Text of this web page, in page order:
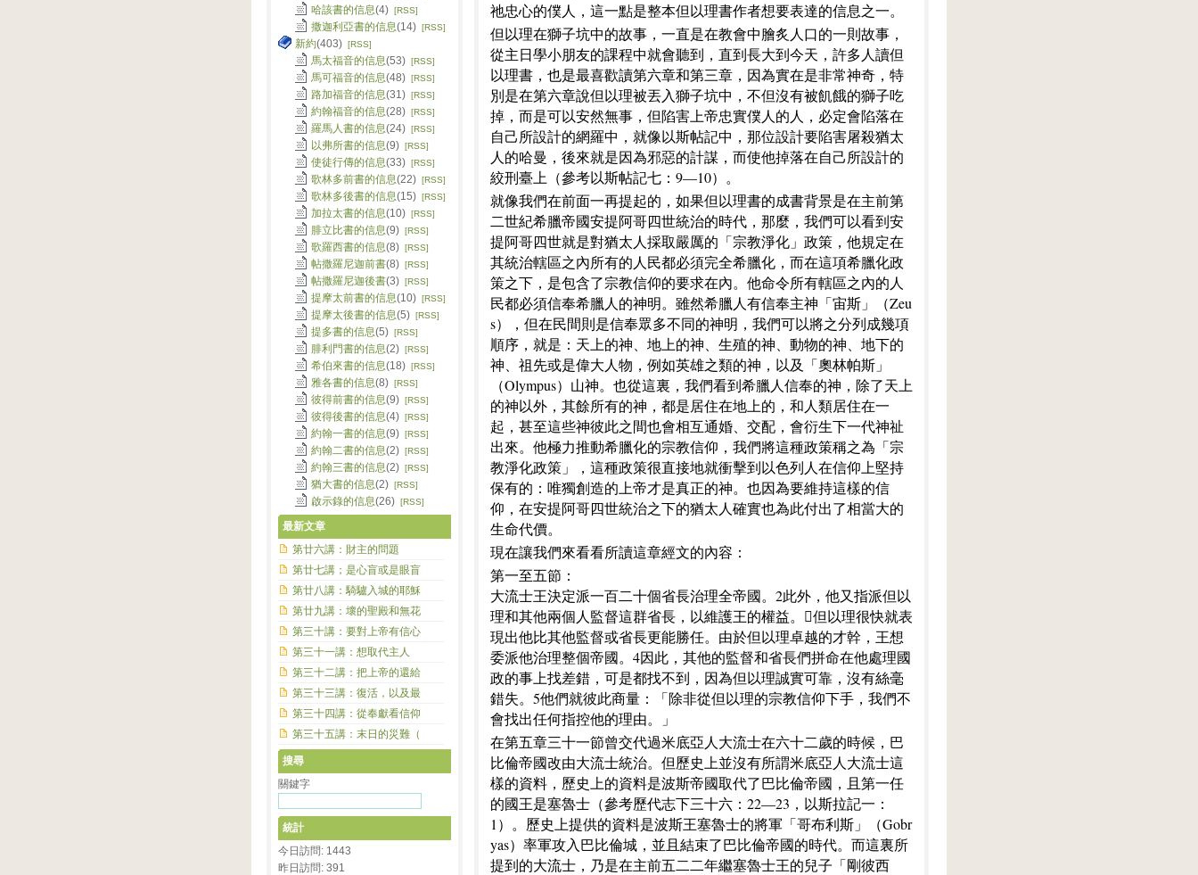
祂忠心的僕人，這一點是整本但以理書作者想要表達的信息之一。
但以理在獅子坑中的故事，一直是在教會中膾炙人口的一則故事，
從主日學小朋友的課程中就會聽到，直到長大到今天，許多人讀但
以理書，也是最喜歡讀第六章和第三章，因為實在是非常神奇，特
別是在第六章說但以理被丟入獅子坑中，不但沒有被飢餓的獅子吃
掉，而是可以安然無事，但陷害上帝忠實僕人的人，必定會陷落在
自己所設計的網羅中，就像以斯帖記中，那位設計要陷害屠殺猶太
人的哈曼，後來就是因為邪惡的計謀，而使他掉落在自己所設計的
絞刑臺上（參考以斯帖記七：9—10）。
就像我們在前面一再提起的，如果但以理書的成書背景是在主前第
二世紀希臘帝國安提阿哥四世統治的時代，那麼，我們可以看到安
提阿哥四世就是對猶太人採取嚴厲的「宗教淨化」政策，他規定在
其統治轄區之內所有的人民都必須完全希臘化，而在這項希臘化政
策之下，是包含了宗教信仰的要求在內。他命令所有轄區之內的人
民都必須信奉希臘人的神明。雖然希臘人有信奉主神「宙斯」（Zeu
s），但在民間則是信奉眾多不同的神明，我們可以將之分列成幾項
順序，就是：天上的神、地上的神、生殖的神、動物的神、地下的
神、祖先或是偉大人物，例如英雄之類的神，以及「奧林帕斯」
（Olympus）山神。也從這裏，我們看到希臘人信奉的神，除了天上
的神以外，其餘所有的神，都是居住在地上的，和人類居住在一
起，甚至這些神彼此之間也會相互通婚、交配，會衍生下一代神祉
出來。他極力推動希臘化的宗教信仰，我們將這種政策稱之為「宗
教淨化政策」，這種政策很直接地就衝擊到以色列人在信仰上堅持
保有的：唯獨創造的上帝才是真正的神。也因為要維持這樣的信
仰，在安提阿哥四世統治之下的猶太人確實也為此付出了相當大的
生命代價。
現在讓我們來看看所讀這章經文的內容：
第一至五節：
大流士王決定派一百二十個省長治理全帝國。2此外，他又指派但以
理和其他兩個人監督這群省長，以維護王的權益。但以理很快就表
現出他比其他監督或省長更能勝任。由於但以理卓越的才幹，王想
委派他治理整個帝國。4因此，其他的監督和省長們拼命在他處理國
政的事上找差錯，可是都找不到，因為但以理誠實可靠，沒有絲毫
錯失。5他們就彼此商量：「除非從但以理的宗教信仰下手，我們不
會找出任何指控他的理由。」
在第五章三十一節曾交代過米底亞人大流士在六十二歲的時候，巴
比倫帝國改由大流士統治。但歷史上並沒有所謂米底亞人大流士這
樣的資料，歷史上的資料是波斯帝國取代了巴比倫帝國，且第一任
的國王是塞魯士（參考歷代志下三十六：22—23，以斯拉記一：
1）。歷史上提供的資料是波斯王塞魯士的將軍「哥布利斯」（Gobr
yas）率軍攻入巴比倫城，並且結束了巴比倫帝國的時代。而這裏所
提到的大流士，乃是在主前五二二年繼塞魯士王的兒子「剛彼西
哈該書的信息(4) [RSS]
撒迦利亞書的信息(14) [RSS]
新約(403) [RSS]
馬太福音的信息(53) [RSS]
馬可福音的信息(48) [RSS]
路加福音的信息(31) [RSS]
約翰福音的信息(28) [RSS]
羅馬人書的信息(24) [RSS]
以弗所書的信息(9) [RSS]
使徒行傳的信息(33) [RSS]
歌林多前書的信息(22) [RSS]
歌林多後書的信息(15) [RSS]
加拉太書的信息(10) [RSS]
腓立比書的信息(9) [RSS]
歌羅西書的信息(8) [RSS]
帖撒羅尼迦前書(8) [RSS]
帖撒羅尼迦後書(3) [RSS]
提摩太前書的信息(10) [RSS]
提摩太後書的信息(5) [RSS]
提多書的信息(5) [RSS]
腓利門書的信息(2) [RSS]
希伯來書的信息(18) [RSS]
雅各書的信息(8) [RSS]
彼得前書的信息(9) [RSS]
彼得後書的信息(4) [RSS]
約翰一書的信息(9) [RSS]
約翰二書的信息(2) [RSS]
約翰三書的信息(2) [RSS]
猶大書的信息(2) [RSS]
啟示錄的信息(26) [RSS]
最新文章
第廿六講：財主的問題
第廿七講；是心盲或是眼盲
第廿八講：騎驢入城的耶穌
第廿九講：壞的聖殿和無花
第三十講：要對上帝有信心
第三十一講：想取代主人
第三十二講：把上帝的還給
第三十三講：復活，以及最
第三十四講：從奉獻看信仰
第三十五講：末日的災難（
搜尋
關鍵字
統計
今日訪問: 1443
昨日訪問: 391